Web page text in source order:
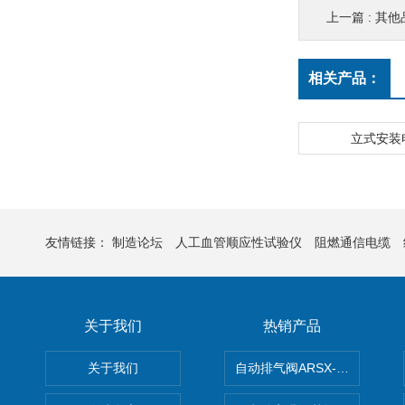
上一篇 : 其他
相关产品：
立式安装
友情链接： 制造论坛 人工血管顺应性试验仪 阻燃通信电缆
关于我们
关于我们
热销产品
自动排气阀ARSX-0015/